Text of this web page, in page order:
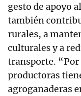
gesto de apoyo
también
rurales, a
culturales y a
transporte.
productoras
agroganaderas